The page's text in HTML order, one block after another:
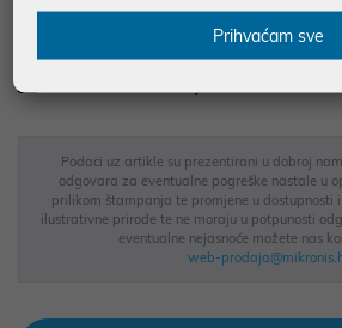
SIGURNA KUPOVINA
Podaci uz artikle su prezentirani u dobroj
odgovara za eventualne pogreške nastale u
prilikom štampanja te promjene u dostupnosti
ilustrativne prirode te ne moraju u potpunosti
eventualne nejasnoće možete nas
web-
Prihvaćam sve